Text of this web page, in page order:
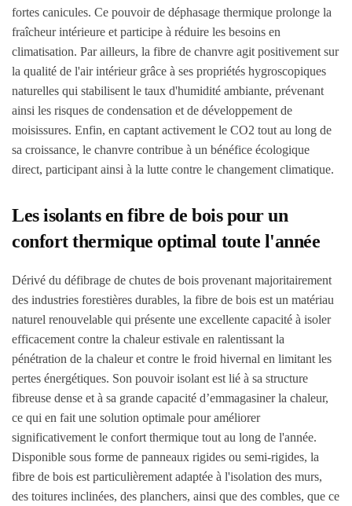
fortes canicules. Ce pouvoir de déphasage thermique prolonge la
fraîcheur intérieure et participe à réduire les besoins en
climatisation. Par ailleurs, la fibre de chanvre agit positivement sur
la qualité de l'air intérieur grâce à ses propriétés hygroscopiques
naturelles qui stabilisent le taux d'humidité ambiante, prévenant
ainsi les risques de condensation et de développement de
moisissures. Enfin, en captant activement le CO2 tout au long de
sa croissance, le chanvre contribue à un bénéfice écologique
direct, participant ainsi à la lutte contre le changement climatique.
Les isolants en fibre de bois pour un
confort thermique optimal toute l'année
Dérivé du défibrage de chutes de bois provenant majoritairement
des industries forestières durables, la fibre de bois est un matériau
naturel renouvelable qui présente une excellente capacité à isoler
efficacement contre la chaleur estivale en ralentissant la
pénétration de la chaleur et contre le froid hivernal en limitant les
pertes énergétiques. Son pouvoir isolant est lié à sa structure
fibreuse dense et à sa grande capacité d’emmagasiner la chaleur,
ce qui en fait une solution optimale pour améliorer
significativement le confort thermique tout au long de l'année.
Disponible sous forme de panneaux rigides ou semi-rigides, la
fibre de bois est particulièrement adaptée à l'isolation des murs,
des toitures inclinées, des planchers, ainsi que des combles, que ce